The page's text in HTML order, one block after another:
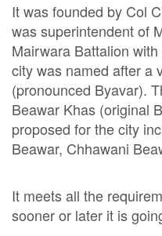
It was founded by Col
was superintendent of
Mairwara Battalion
city was named after a
(pronounced Byavar).
Beawar Khas (original
proposed for the city
Beawar, Chhawani
It meets all the
sooner or later it is